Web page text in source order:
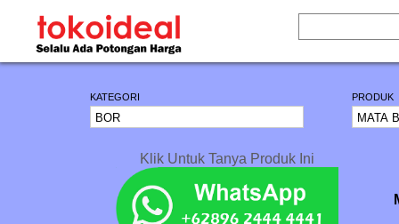
KATEGORI PRODUK
Klik Untuk Tanya Produk Ini